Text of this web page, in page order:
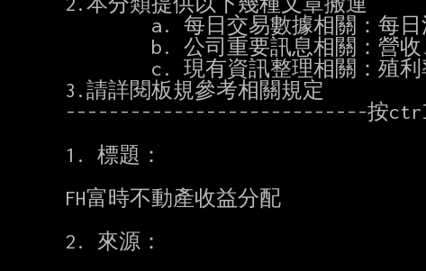
3.請詳閱板規參考相關規定
----------------------------按
1. 標題：
FH富時不動產收益分配
2. 來源：